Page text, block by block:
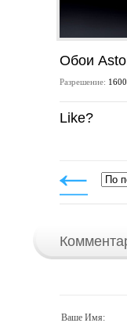
Обои
Разрешение:
Like?
Ваше Имя: